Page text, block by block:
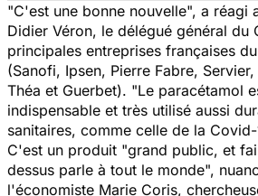
"C'est une bonne nouvelle", a réagi
Didier Véron, le délégué général du
principales entreprises françaises
(Sanofi, Ipsen, Pierre Fabre,
Théa et Guerbet). "Le paracétamol
indispensable et très utilisé aussi
sanitaires, comme celle de la Covid-
C'est un produit "grand public, et
dessus parle à tout le monde",
l'économiste Marie Coris,